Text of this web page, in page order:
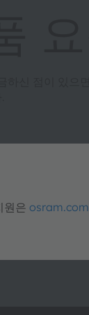
원은 osram.com